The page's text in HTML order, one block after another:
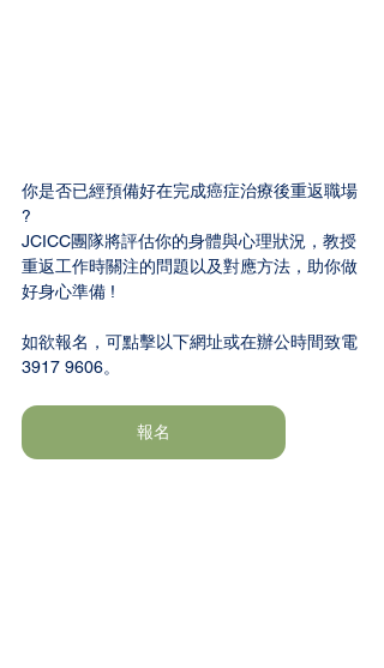
你是否已經預備好在完成癌症治療後重返職場
?
JCICC團隊將評估你的身體與心理狀況，教授
重返工作時關注的問題以及對應方法，助你做
好身心準備 !
如欲報名，可點擊以下網址或在辦公時間致電
3917 9606。
報名